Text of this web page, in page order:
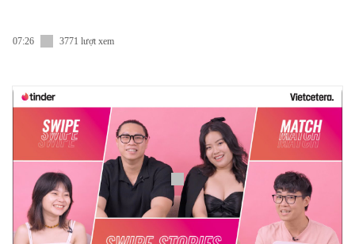
07:26 3771 lượt xem